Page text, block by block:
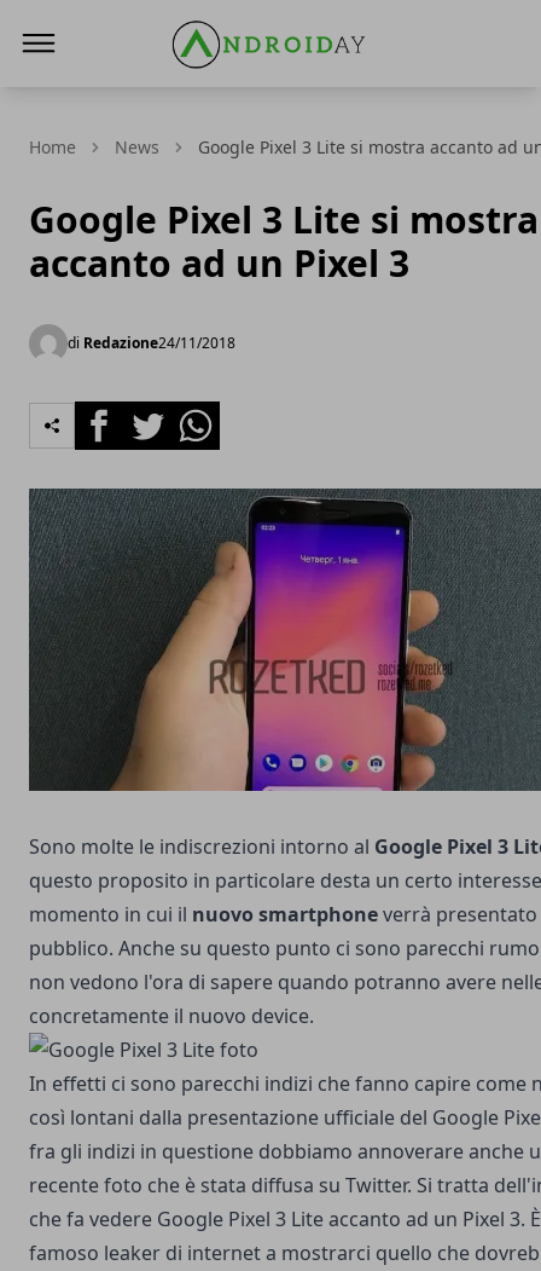
Home News Google Pixel 3 Lite si mostra accanto ad
Google Pixel 3 Lite si mostra
accanto ad un Pixel 3
di Redazione24/11/2018
FacebookTwitterWhatsapp
Sono molte le indiscrezioni intorno al Google Pixel 3
questo proposito in particolare desta un certo
momento in cui il nuovo smartphoneverrà presentato
pubblico. Anche su questo punto ci sono parecchi
non vedono l'ora di sapere quando potranno avere
concretamente il nuovo device.
In effetti ci sono parecchi indizi che fanno capire come
così lontani dalla presentazione ufficiale del Google
fra gli indizi in questione dobbiamo annoverare anche
recente foto che è stata diffusa su Twitter. Si tratta
che fa vedere Google Pixel 3 Lite accanto ad un Pixel 3.
famoso leaker di internet a mostrarci quello che